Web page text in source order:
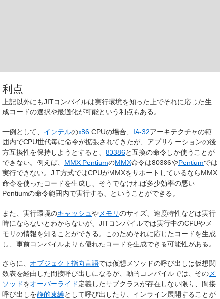
利点
上記以外にもJITコンパイルは実行環境を知った上でそれに応じた生
成コードの選択や最適化が可能という利点もある。
一例として、 インテルのx86 CPUの場合、 IA-32アーキテクチャの範
囲内でCPU世代毎に命令が拡張されてきたが、アプリケーションの後
方互換性を保持しようとすると、 80386と互換の命令しか使うことが
できない。例えば、 MMX PentiumのMMX命令は80386やPentiumでは
実行できない。JIT方式ではCPUがMMXをサポートしているならMMX
命令を使ったコードを生成し、そうでなければ多少効率の悪い
Pentiumの命令範囲内で実行する、ということができる。
また、実行環境のキャッシュ や メモリのサイズ、速度特性などは実行
時にならないとわからないが、JITコンパイルでは実行中のCPUやメ
モリの情報を知ることができる。このためそれに応じたコードを生成
し、事前コンパイルよりも優れたコードを生成できる可能性がある。
さらに、 オブジェクト指向言語では仮想メソッドの呼び出しは仮想関
数表を経由した間接呼び出しになるが、動的コンパイルでは、そのメ
ソッドをオーバーライド定義したサブクラスが存在しない限り、間接
呼び出しを静的束縛として呼び出したり、インライン展開することが